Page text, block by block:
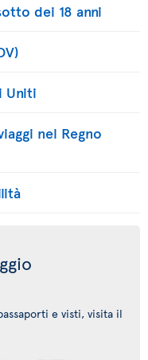
dei 18 anni
Uniti
nel Regno
e visti, visita il